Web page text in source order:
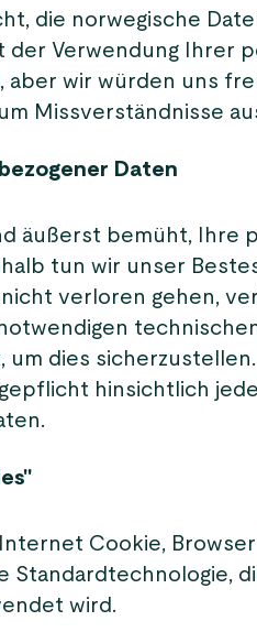
die norwegische
der Verwendung Ihrer
aber wir würden uns
Missverständnisse
Daten
äußerst bemüht, Ihre
tun wir unser
verloren gehen,
um dies
hinsichtlich
Cookie,
Standardtechnologie,
wird.